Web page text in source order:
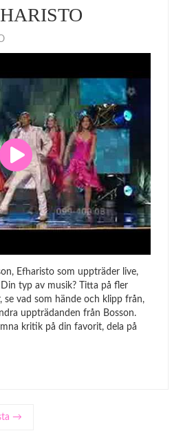
Efharisto som uppträder live,
typ av musik? Titta på fler
se vad som hände och klipp från,
uppträdanden från Bosson.
kritik på din favorit, dela på
→